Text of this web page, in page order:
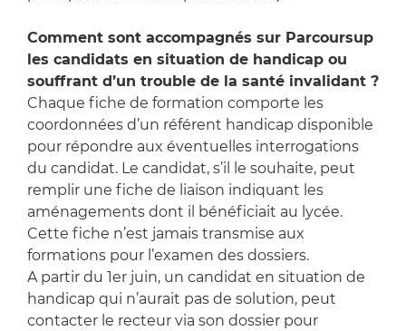
Comment sont accompagnés sur Parcoursup
les candidats en situation de handicap ou
souffrant d’un trouble de la santé invalidant ?
Chaque fiche de formation comporte les
coordonnées d’un référent handicap disponible
pour répondre aux éventuelles interrogations
du candidat. Le candidat, s’il le souhaite, peut
remplir une fiche de liaison indiquant les
aménagements dont il bénéficiait au lycée.
Cette fiche n’est jamais transmise aux
formations pour l’examen des dossiers.
A partir du 1er juin, un candidat en situation de
handicap qui n’aurait pas de solution, peut
contacter le recteur via son dossier pour